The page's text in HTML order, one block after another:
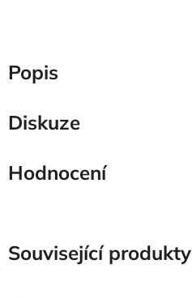
Popis
Diskuze
Hodnocení
Související produkty